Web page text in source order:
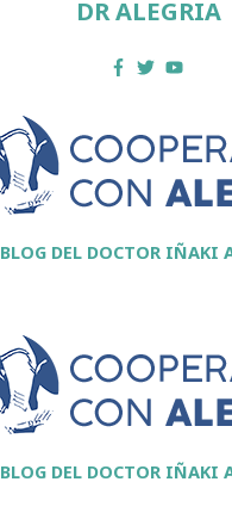
DR ALEGRIA
BLOG DEL DOCTOR IÑAKI
BLOG DEL DOCTOR IÑAKI